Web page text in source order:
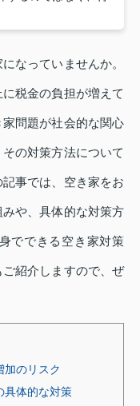
なっていませんか。
税金の負担が増えて
問題が社会的な関心
の対策方法について
事では、空き家をお
や、具体的な対策方
でできる空き家対策
紹介しますので、ぜ
加のリスク
具体的な対策